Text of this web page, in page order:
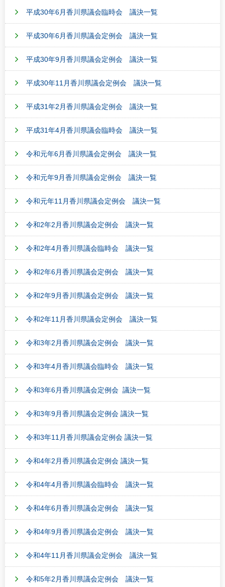
平成30年6月香川県議会臨時会 議決一覧
平成30年6月香川県議会定例会 議決一覧
平成30年9月香川県議会定例会 議決一覧
平成30年11月香川県議会定例会 議決一覧
平成31年2月香川県議会定例会 議決一覧
平成31年4月香川県議会臨時会 議決一覧
令和元年6月香川県議会定例会 議決一覧
令和元年9月香川県議会定例会 議決一覧
令和元年11月香川県議会定例会 議決一覧
令和2年2月香川県議会定例会 議決一覧
令和2年4月香川県議会臨時会 議決一覧
令和2年6月香川県議会定例会 議決一覧
令和2年9月香川県議会定例会 議決一覧
令和2年11月香川県議会定例会 議決一覧
令和3年2月香川県議会定例会 議決一覧
令和3年4月香川県議会臨時会 議決一覧
令和3年6月香川県議会定例会 議決一覧
令和3年9月香川県議会定例会 議決一覧
令和3年11月香川県議会定例会 議決一覧
令和4年2月香川県議会定例会 議決一覧
令和4年4月香川県議会臨時会 議決一覧
令和4年6月香川県議会定例会 議決一覧
令和4年9月香川県議会定例会 議決一覧
令和4年11月香川県議会定例会 議決一覧
令和5年2月香川県議会定例会 議決一覧